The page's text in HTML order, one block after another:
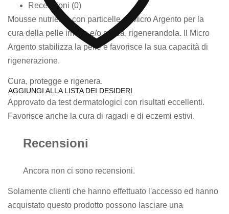
AGGIUNGI ALLA LISTA DEI DESIDERI
Recensioni (0)
Mousse nutriente con particelle di Micro Argento per la
cura della pelle irritata e/o secca, rigenerandola. Il Micro
Argento stabilizza la pelle e favorisce la sua capacità di
rigenerazione.
Cura, protegge e rigenera.
Approvato da test dermatologici con risultati eccellenti.
Favorisce anche la cura di ragadi e di eczemi estivi.
Recensioni
Ancora non ci sono recensioni.
Solamente clienti che hanno effettuato l'accesso ed hanno
acquistato questo prodotto possono lasciare una